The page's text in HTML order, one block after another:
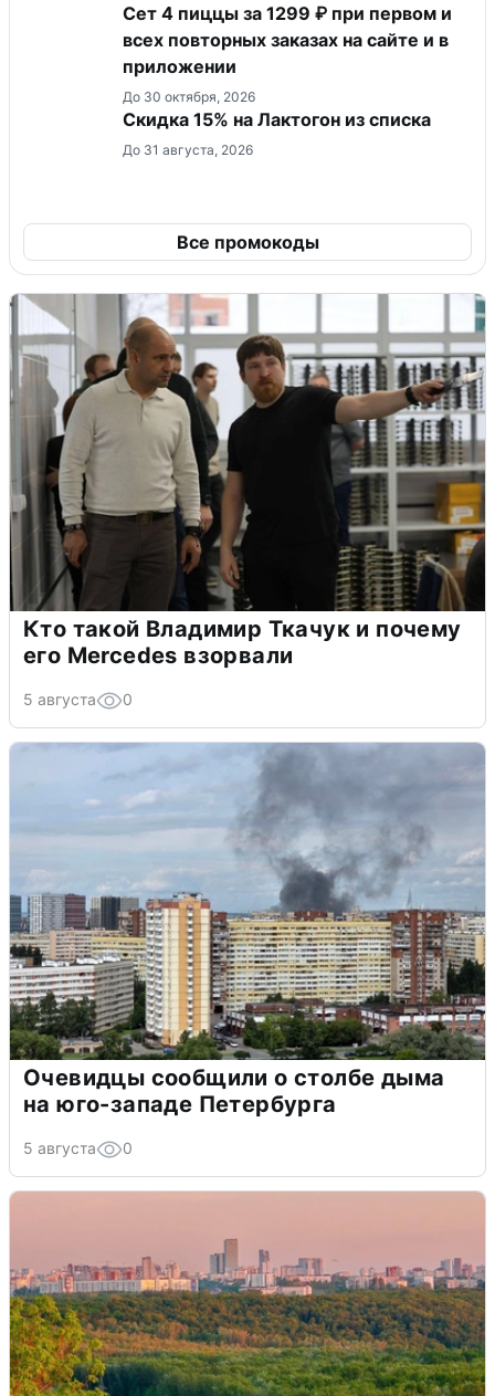
Сет 4 пиццы за 1299 ₽ при первом и
всех повторных заказах на сайте и в
приложении
До 30 октября, 2026
Скидка 15% на Лактогон из списка
До 31 августа, 2026
Все промокоды
Кто такой Владимир Ткачук и почему
его Mercedes взорвали
5 августа 0
Очевидцы сообщили о столбе дыма
на юго-западе Петербурга
5 августа 0